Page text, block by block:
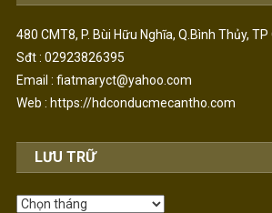
480 CMT8, P. Bùi Hữu Nghĩa, Q.Bình Thủy,
Sđt : 02923826395
Email : fiatmaryct@yahoo.com
Web : https://hdconducmecantho.com
LƯU TRỮ
Lưu